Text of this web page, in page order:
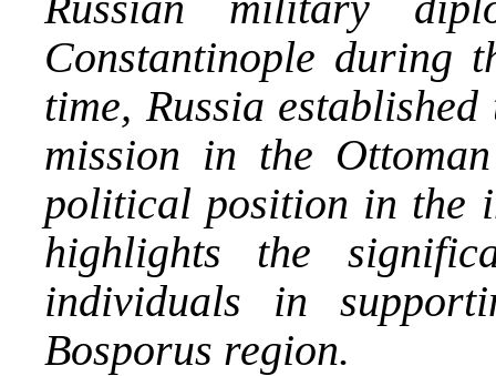
Constantinople during
time, Russia
mission in the
political position in the
highlights the
individuals in
Bosporus region.